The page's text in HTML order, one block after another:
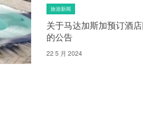
旅游新闻
关于马达加斯加预订酒
的公告
22 5 月 2024